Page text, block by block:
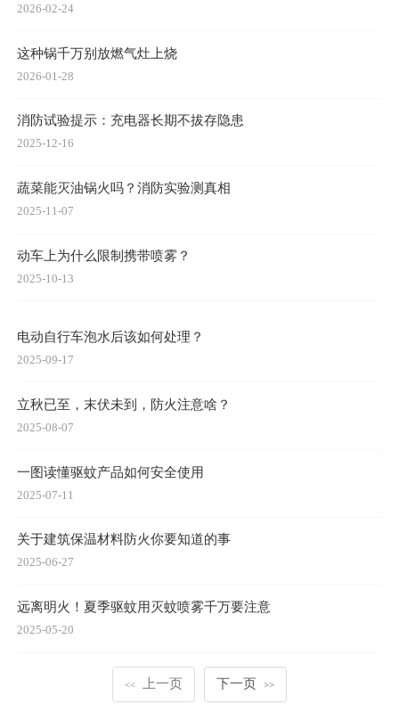
2026-02-24
这种锅千万别放燃气灶上烧
2026-01-28
消防试验提示：充电器长期不拔存隐患
2025-12-16
蔬菜能灭油锅火吗？消防实验测真相
2025-11-07
动车上为什么限制携带喷雾？
2025-10-13
电动自行车泡水后该如何处理？
2025-09-17
立秋已至，末伏未到，防火注意啥？
2025-08-07
一图读懂驱蚊产品如何安全使用
2025-07-11
关于建筑保温材料防火你要知道的事
2025-06-27
远离明火！夏季驱蚊用灭蚊喷雾千万要注意
2025-05-20
<< 上一页 下一页 >>